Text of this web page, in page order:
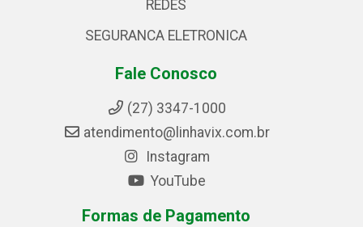
REDES
SEGURANCA ELETRONICA
Fale Conosco
(27) 3347-1000
atendimento@linhavix.com.br
Instagram
YouTube
Formas de Pagamento